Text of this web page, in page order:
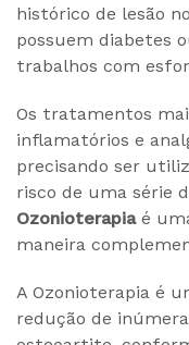
histórico de lesão
possuem diabetes
trabalhos com
Os tratamentos
inflamatórios e
precisando ser
risco de uma série
Ozonioterapiaé
maneira
A Ozonioterapia é
redução de